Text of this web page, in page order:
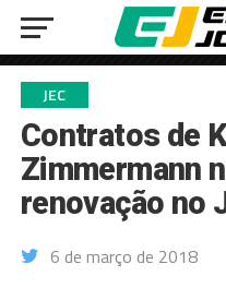
JEC
Contratos de
Zimmermann
renovação no
6 de março de 2018